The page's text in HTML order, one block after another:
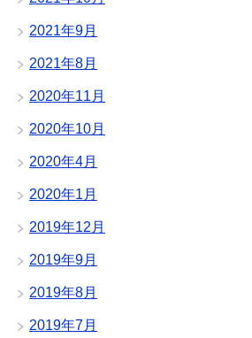
2021年9月
2021年8月
2020年11月
2020年10月
2020年4月
2020年1月
2019年12月
2019年9月
2019年8月
2019年7月